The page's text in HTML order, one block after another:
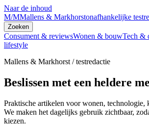
Naar de inhoud
M/MMallens & Markhorstonafhankelijke
Zoeken
Consument & reviewsWonen & bouwTech &
lifestyle
Mallens & Markhorst / testredactie
Beslissen met een heldere
Praktische artikelen voor wonen, technologie,
We maken het dagelijks gebruik zichtbaar,
kiezen.